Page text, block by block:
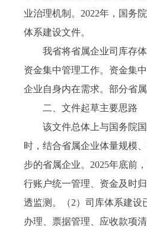
业治理机制。2022年，国务
体系建设文件。
我省将省属企业司库存
资金集中管理工作。资金集
企业自身内在需求。部分省
二、文件起草主要思路
该文件总体上与国务院
时，结合省属企业体量规模
步的省属企业。2025年底前
行账户统一管理、资金及时
透监测。（2）司库体系建设
办理、票据管理、应收款项